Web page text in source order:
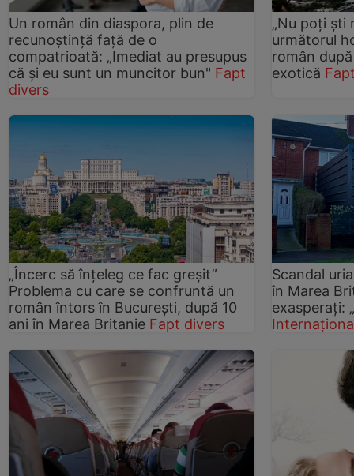
Un român din diaspora, plin de
recunoștință față de o
compatrioată: „Imediat au presupus
că și eu sunt un muncitor bun" Fapt
divers
„Nu poți ști
următorul
român
exotică
„Încerc să înțeleg ce fac greșit”
Problema cu care se confruntă un
român întors în București, după 10
ani în Marea Britanie Fapt divers
Scandal
în Marea
exasperați: